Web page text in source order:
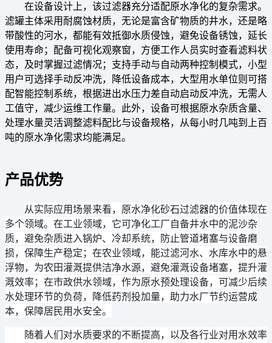
在设备设计上，该过滤器充分适配原水净化的复杂需求。
滤罐主体采用耐腐蚀材质，无论是富含矿物质的井水，还是略
带酸性的河水，都能有效抵御水质侵蚀，避免设备锈蚀，延长
使用寿命；配备可视化观察窗，方便工作人员实时查看滤料状
态，及时掌握过滤情况；支持手动与自动两种控制模式，小型
用户可选择手动反冲洗，降低设备成本，大型用水单位则可搭
配智能控制系统，根据进出水压力差自动启动反冲洗，无需人
工值守，减少运维工作量。此外，设备可根据原水杂质含量、
处理水量灵活调整滤料配比与设备规格，从每小时几吨到上百
吨的原水净化需求均能满足。
产品优势
从实际应用场景来看，原水净化砂石过滤器的价值体现在
多个领域。在工业领域，它可净化工厂自备井水中的泥沙杂
质，避免杂质进入锅炉、冷却系统，防止管道堵塞与设备磨
损，保障生产稳定；在农业领域，能过滤河水、水库水中的悬
浮物，为农田灌溉提供洁净水源，避免灌溉设备堵塞，提升灌
溉效率；在市政供水领域，作为原水预处理设备，可减少后续
水处理环节的负荷，降低药剂投加量，助力水厂节约运营成
本，保障居民用水安全。
随着人们对水质要求的不断提高，以及各行业对用水效率